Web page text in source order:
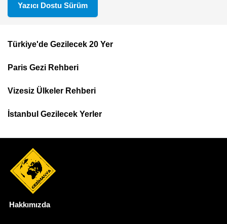
Yazıcı Dostu Sürüm
Top
Menu
Türkiye'de Gezilecek 20 Yer
Paris Gezi Rehberi
Vizesiz Ülkeler Rehberi
İstanbul Gezilecek Yerler
Hakkımızda